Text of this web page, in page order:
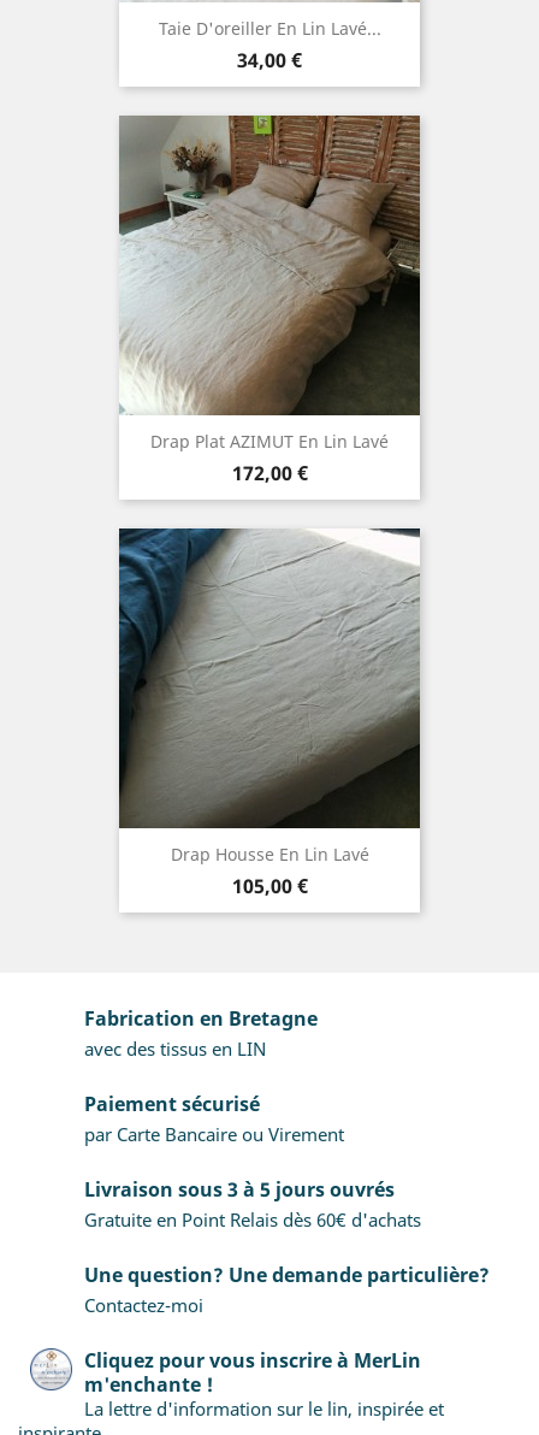
Taie D'oreiller En Lin Lavé...
Prix
34,00 €
Drap Plat AZIMUT En Lin Lavé
Prix
172,00 €
Drap Housse En Lin Lavé
Prix
105,00 €
Fabrication en Bretagne
avec des tissus en LIN
Paiement sécurisé
par Carte Bancaire ou Virement
Livraison sous 3 à 5 jours ouvrés
Gratuite en Point Relais dès 60€ d'achats
Une question? Une demande particulière?
Contactez-moi
Cliquez pour vous inscrire à MerLin
m'enchante !
La lettre d'information sur le lin, inspirée et